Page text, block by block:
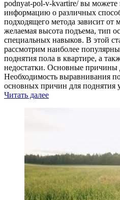
podnyat-pol-v-kvartire/ вы
информацию о различных
подходящего метода зависит от
желаемая высота подъема, тип
специальных навыков. В этой
рассмотрим наиболее
поднятия пола в квартире, а
недостатки. Основные причины
Необходимость выравнивания
основных причин для поднятия
Читать далее